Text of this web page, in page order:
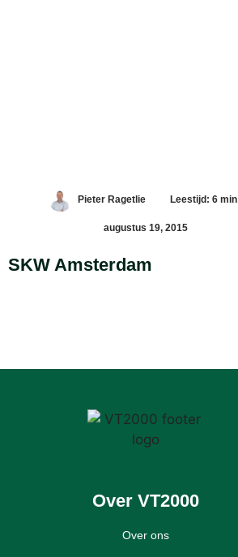
Pieter Ragetlie Leestijd: 6 min
augustus 19, 2015
SKW Amsterdam
Over VT2000
Over ons